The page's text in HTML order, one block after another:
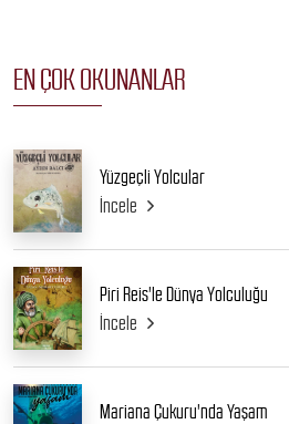
EN ÇOK OKUNANLAR
Yüzgeçli Yolcular
İncele
Piri Reis'le Dünya Yolculuğu
İncele
Mariana Çukuru'nda Yaşam